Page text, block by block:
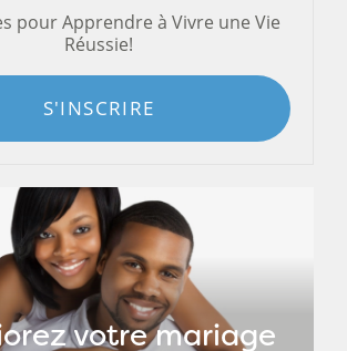
pour Apprendre à Vivre une Vie
Réussie!
S'INSCRIRE
votre mariage